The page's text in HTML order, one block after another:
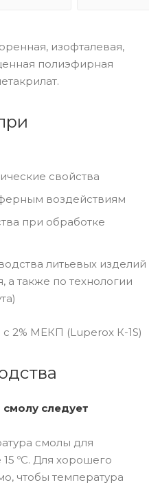
изофталевая,
полиэфирная
свойства
воздействиям
при обработке
литьевых изделий
а также по технологии
2% МЕКП (Luperox К-1S)
следует
смолы для
ºC. Для хорошего
чтобы температура